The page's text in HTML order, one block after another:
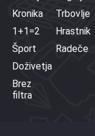
Kronika
1+1=2
Šport
Doživetja
Brez
filtra
Trbovlje
Hrastnik
Radeče